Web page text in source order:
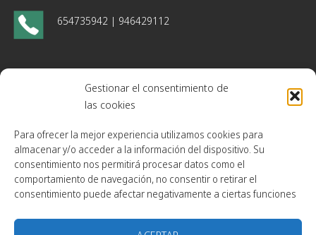
Gestionar el consentimiento de
las cookies
Para ofrecer la mejor experiencia utilizamos cookies para
almacenar y/o acceder a la información del dispositivo. Su
consentimiento nos permitirá procesar datos como el
comportamiento de navegación, no consentir o retirar el
consentimiento puede afectar negativamente a ciertas funciones
654735942 | 946429112
monsantos@caldereriamonsantos.com
administracion@caldereriamonsantos.com
Gogorrena bidea, 3 bajo
48180. Loiu, Bizkaia